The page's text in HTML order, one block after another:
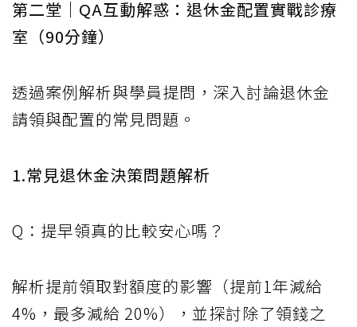
第二堂｜QA互動解惑：退休金配置實戰診療
室（90分鐘）
透過案例解析與學員提問，深入討論退休金
請領與配置的常見問題。
1.常見退休金決策問題解析
Q：提早領真的比較安心嗎？
解析提前領取對額度的影響（提前1年減給
4%，最多減給 20%），並探討除了領錢之